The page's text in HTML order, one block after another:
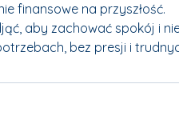
finansowe na przyszłość.
aby zachować spokój i
bez presji i